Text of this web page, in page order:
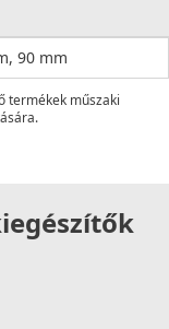
90 mm
termékek műszaki